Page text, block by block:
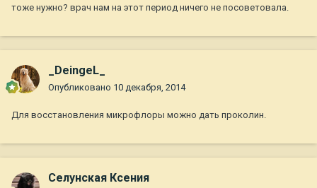
тоже нужно? врач нам на этот период ничего не посоветовала.
_DeingeL_
Опубликовано 10 декабря, 2014
Для восстановления микрофлоры можно дать проколин.
Селунская Ксения